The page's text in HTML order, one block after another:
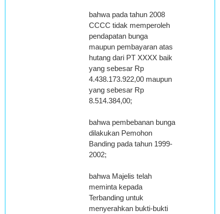
bahwa pada tahun 2008
CCCC tidak memperoleh
pendapatan bunga
maupun pembayaran atas
hutang dari PT XXXX baik
yang sebesar Rp
4.438.173.922,00 maupun
yang sebesar Rp
8.514.384,00;
bahwa pembebanan bunga
dilakukan Pemohon
Banding pada tahun 1999-
2002;
bahwa Majelis telah
meminta kepada
Terbanding untuk
menyerahkan bukti-bukti